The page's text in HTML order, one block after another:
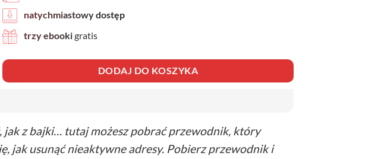
natychmiastowy dostęp
trzy ebookigratis
DODAJ DO KOSZYKA
jak z bajki… tutaj możesz pobrać przewodnik, który
jak usunąć nieaktywne adresy. Pobierz przewodnik i